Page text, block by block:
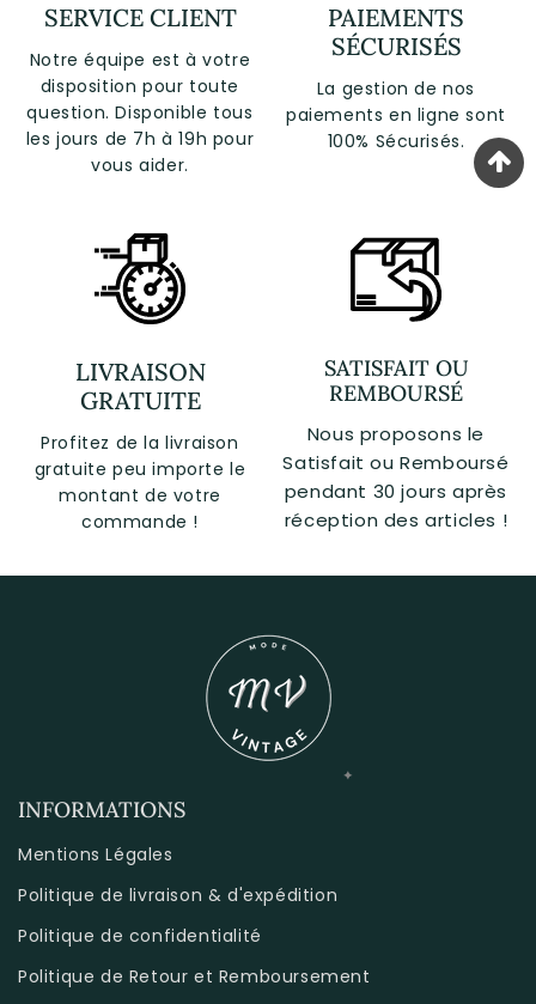
SERVICE CLIENT
Notre équipe est à votre
disposition pour toute
question. Disponible tous
les jours de 7h à 19h pour
vous aider.
PAIEMENTS
SÉCURISÉS
La gestion de nos
paiements en ligne sont
100% Sécurisés.
LIVRAISON
GRATUITE
Profitez de la livraison
gratuite peu importe le
montant de votre
commande !
SATISFAIT OU
REMBOURSÉ
Nous proposons le
Satisfait ou Remboursé
pendant 30 jours après
réception des articles !
INFORMATIONS
Mentions Légales
Politique de livraison & d'expédition
Politique de confidentialité
Politique de Retour et Remboursement